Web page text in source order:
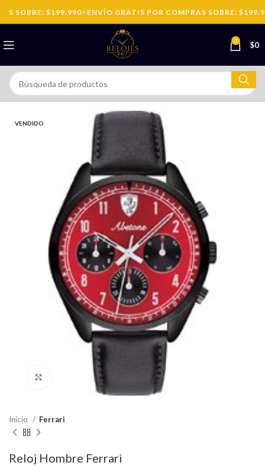
SOBRE: $199.990⚡ENVÍO GRATIS POR COMPRAS SOBRE:
0 $0
VENDIDO
Haga Click para agrandar
Inicio Ferrari
Reloj Hombre Ferrari